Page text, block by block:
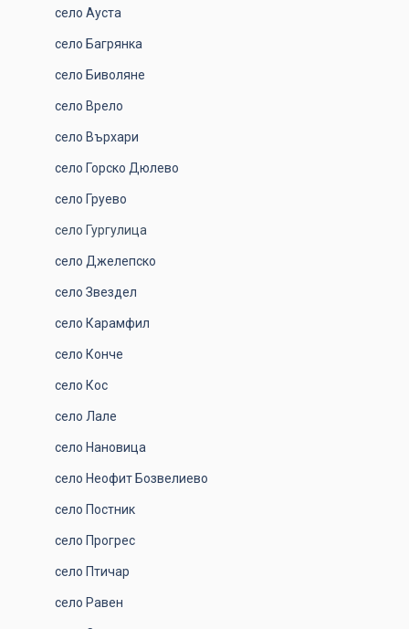
село Ауста
село Багрянка
село Биволяне
село Врело
село Върхари
село Горско Дюлево
село Груево
село Гургулица
село Джелепско
село Звездел
село Карамфил
село Конче
село Кос
село Лале
село Нановица
село Неофит Бозвелиево
село Постник
село Прогрес
село Птичар
село Равен